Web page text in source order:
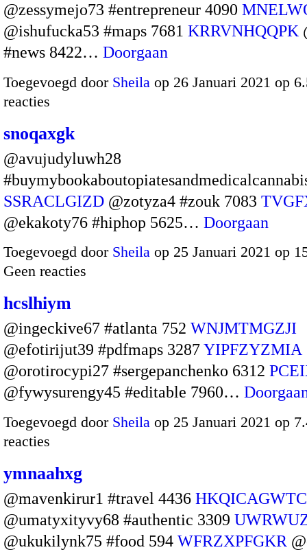
@zessymejo73 #entrepreneur 4090
@ishufucka53 #maps 7681 KRRVNHQQPK
#news 8422… Doorgaan
Toegevoegd door Sheila op 26 Januari 2021 op
reacties
snoqaxgk
@avujudyluwh28
SSRACLGIZD @zotyza4 #zouk 7083
@ekakoty76 #hiphop 5625… Doorgaan
Toegevoegd door Sheila op 25 Januari 2021 op
Geen reacties
hcslhiym
@ingeckive67 #atlanta 752 WNJMTMGZJI
@efotirijut39 #pdfmaps 3287YIPFZYZMIA
@orotirocypi27 #sergepanchenko 6312
@fywysurengy45 #editable 7960…
Toegevoegd door Sheila op 25 Januari 2021 op
reacties
ymnaahxg
@mavenkirur1 #travel 4436 HKQICAGWTC
@umatyxityvy68 #authentic 3309
@ukukilynk75 #food 594 WFRZXPFGKR